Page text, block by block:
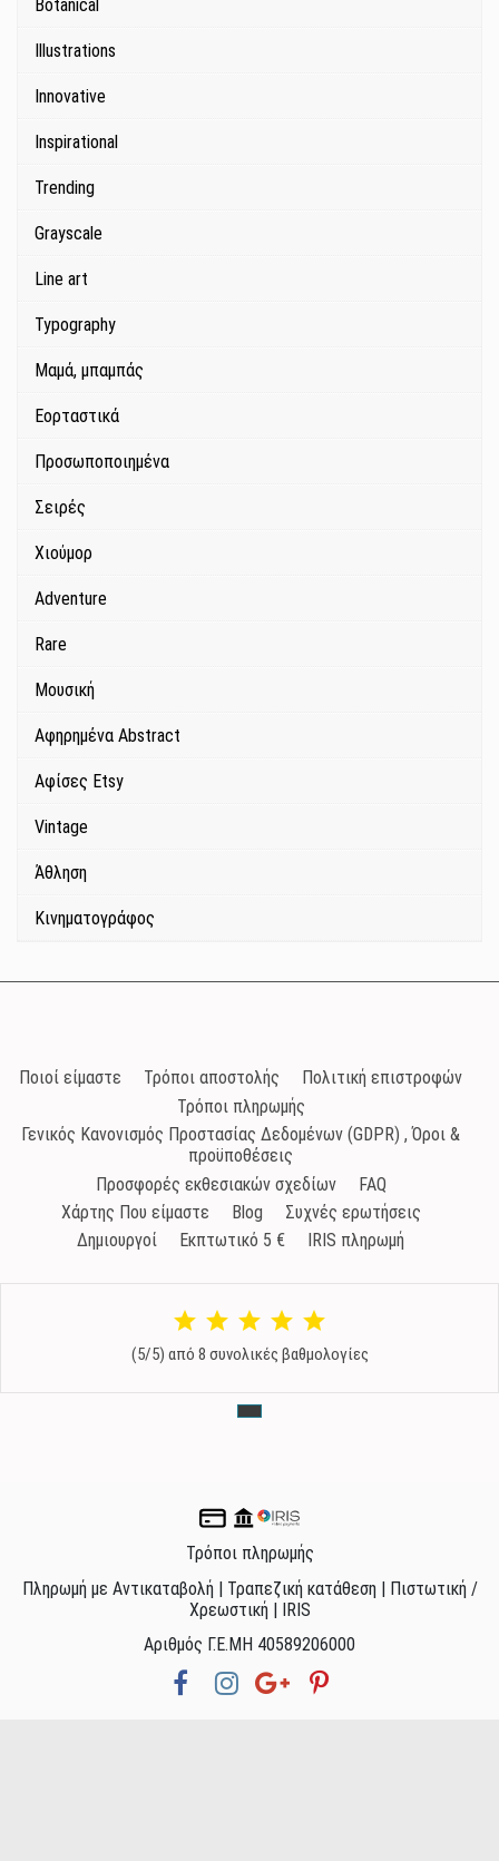
Botanical
Illustrations
Innovative
Inspirational
Trending
Grayscale
Line art
Typography
Μαμά, μπαμπάς
Εορταστικά
Προσωποποιημένα
Σειρές
Χιούμορ
Adventure
Rare
Μουσική
Αφηρημένα Abstract
Αφίσες Etsy
Vintage
Άθληση
Κινηματογράφος
Ποιοί είμαστε Τρόποι αποστολής
Πολιτική επιστροφών
Τρόποι πληρωμής
Γενικός Κανονισμός Προστασίας Δεδομένων (GDPR) , Όροι &
προϋποθέσεις
Προσφορές εκθεσιακών σχεδίων
FAQ
Χάρτης Που είμαστε
Blog
Συχνές ερωτήσεις
Δημιουργοί
Εκπτωτικό 5 € IRIS πληρωμή
(5/5) από 8 συνολικές βαθμολογίες
Τρόποι πληρωμής
Πληρωμή με Αντικαταβολή | Τραπεζική κατάθεση | Πιστωτική /
Χρεωστική | IRIS
Αριθμός Γ.Ε.ΜΗ 40589206000